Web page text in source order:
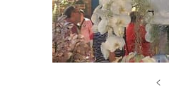
<